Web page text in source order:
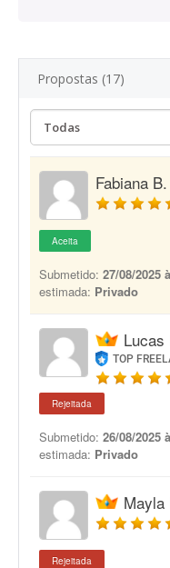
Propostas (17)
Fabiana B.
Aceita
Submetido: 27/08/2025
estimada: Privado
Lucas
TOP
Rejeitada
Submetido: 26/08/2025
estimada: Privado
Mayla
Rejeitada